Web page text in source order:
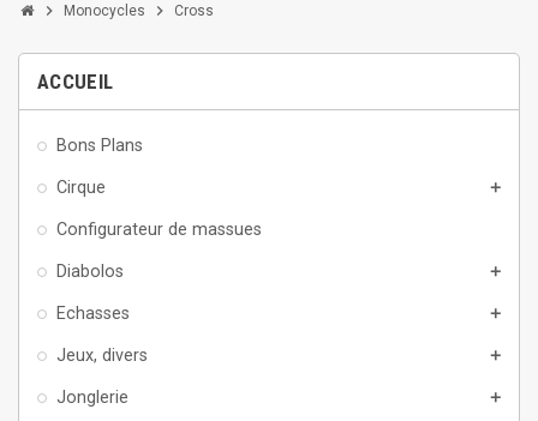
chevron_right Monocycles chevron_right Cross
ACCUEIL
Bons Plans
Cirque add
Configurateur de massues
Diabolos add
Echasses add
Jeux, divers add
Jonglerie add